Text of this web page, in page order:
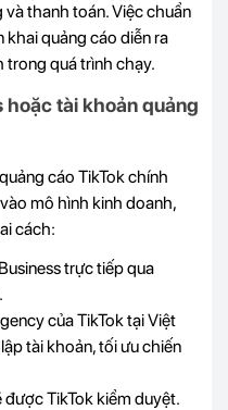
và thanh toán. Việc chuẩn
khai quảng cáo diễn ra
trong quá trình chạy.
hoặc tài khoản quảng
cáo TikTok chính
mô hình kinh doanh,
cách:
trực tiếp qua
của TikTok tại Việt
tài khoản, tối ưu chiến
được TikTok kiểm duyệt.